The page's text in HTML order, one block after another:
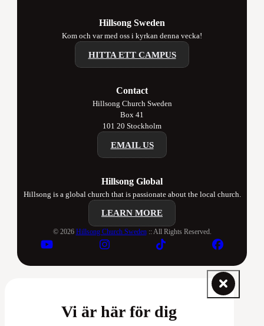
Hillsong Sweden
Kom och var med oss i kyrkan denna vecka!
HITTA ETT CAMPUS
Contact
Hillsong Church Sweden
Box 41
101 20 Stockholm
EMAIL US
Hillsong Global
Hillsong is a global church that is passionate about the local church.
LEARN MORE
© 2026 Hillsong Church Sweden:: All Rights Reserved.
Vi är här för dig